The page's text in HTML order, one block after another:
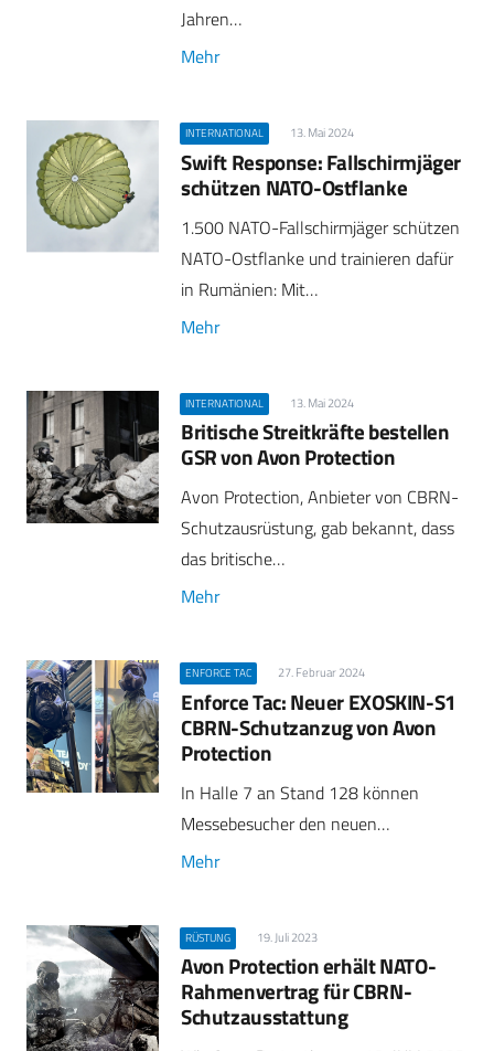
Jahren…
Mehr
INTERNATIONAL 13. Mai 2024
Swift Response: Fallschirmjäger
schützen NATO-Ostflanke
1.500 NATO-Fallschirmjäger schützen
NATO-Ostflanke und trainieren dafür
in Rumänien: Mit…
Mehr
INTERNATIONAL 13. Mai 2024
Britische Streitkräfte bestellen
GSR von Avon Protection
Avon Protection, Anbieter von CBRN-
Schutzausrüstung, gab bekannt, dass
das britische…
Mehr
ENFORCE TAC 27. Februar 2024
Enforce Tac: Neuer EXOSKIN-S1
CBRN-Schutzanzug von Avon
Protection
In Halle 7 an Stand 128 können
Messebesucher den neuen…
Mehr
RÜSTUNG 19. Juli 2023
Avon Protection erhält NATO-
Rahmenvertrag für CBRN-
Schutzausstattung